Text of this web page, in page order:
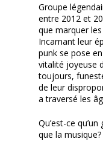
Groupe
entre 2012 et
que marquer
Incarnant leur
punk se pose
vitalité joyeuse
toujours,
de leur
a traversé les
Qu’est-ce
que la